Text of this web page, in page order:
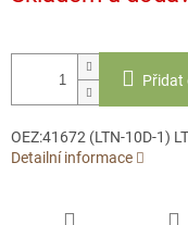
Přidat
OEZ:41672 (LTN-10D-1)
Detailní informace